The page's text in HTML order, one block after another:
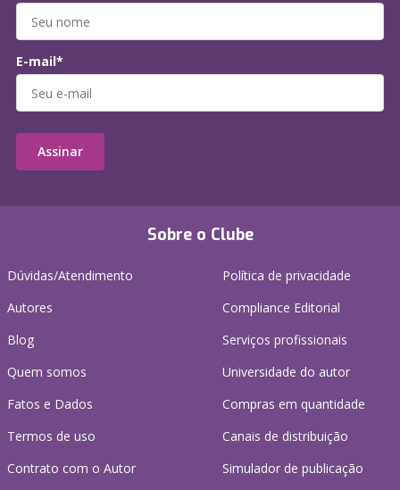
Sobre o Clube
Dúvidas/Atendimento
Autores
Blog
Quem somos
Fatos e Dados
Termos de uso
Contrato com o Autor
Política de privacidade
Compliance Editorial
Serviços profissionais
Universidade do autor
Compras em quantidade
Canais de distribuição
Simulador de publicação
E-mail*
Assinar